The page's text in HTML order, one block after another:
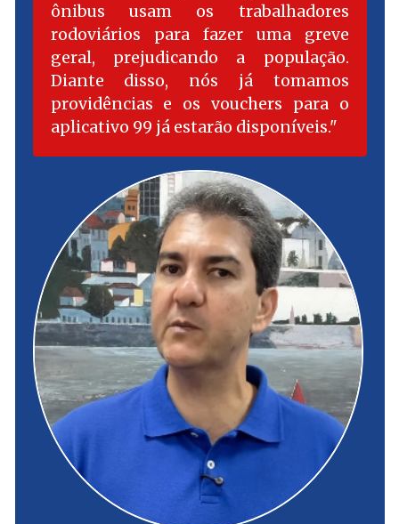
ônibus usam os trabalhadores
rodoviários para fazer uma greve
geral, prejudicando a população.
Diante disso, nós já tomamos
providências e os vouchers para o
aplicativo 99 já estarão disponíveis.